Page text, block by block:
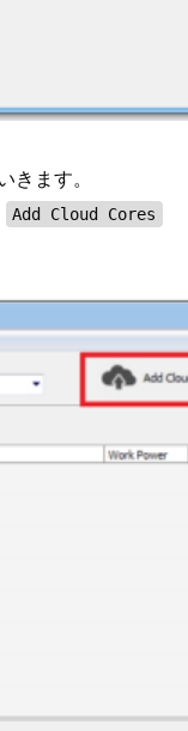
ます。
Add Cloud Cores